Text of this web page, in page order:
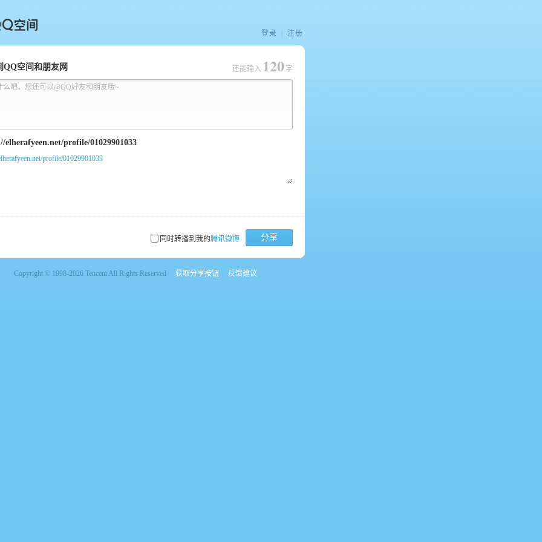
间
登录 注册
QQ空间和朋友网
么吧，您还可以@QQ好友和朋友哦~
还能输入 120 字
profile/01029901033
同时转播到我的腾讯微博 分享
Copyright © 1998-2026 Tencent All Rights Reserved 获取分享按钮 反馈建议